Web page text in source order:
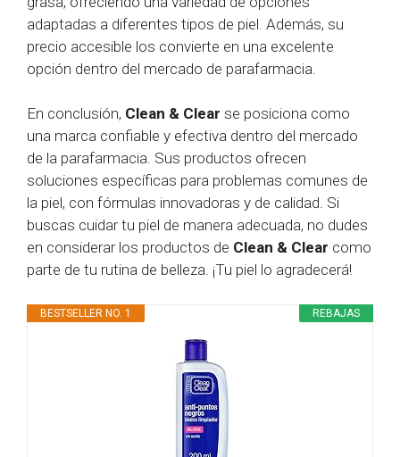
adaptadas a diferentes tipos de piel. Además, su
precio accesible los convierte en una excelente
opción dentro del mercado de parafarmacia.
En conclusión, Clean & Clear se posiciona como
una marca confiable y efectiva dentro del mercado
de la parafarmacia. Sus productos ofrecen
soluciones específicas para problemas comunes de
la piel, con fórmulas innovadoras y de calidad. Si
buscas cuidar tu piel de manera adecuada, no dudes
en considerar los productos de Clean & Clear como
parte de tu rutina de belleza. ¡Tu piel lo agradecerá!
REBAJAS
BESTSELLER NO. 1